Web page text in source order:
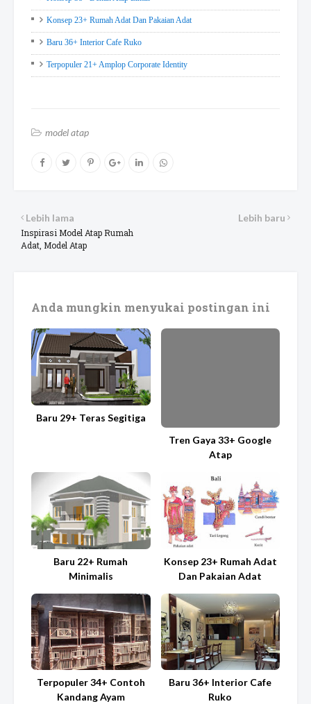
Konsep 23+ Rumah Adat Dan Pakaian Adat
Baru 36+ Interior Cafe Ruko
Terpopuler 21+ Amplop Corporate Identity
model atap
Lebih baru
Lebih lama
Inspirasi Model Atap Rumah
Adat, Model Atap
Anda mungkin menyukai postingan ini
Baru 29+ Teras Segitiga
Tren Gaya 33+ Google
Atap
Baru 22+ Rumah
Minimalis
Konsep 23+ Rumah Adat
Dan Pakaian Adat
Terpopuler 34+ Contoh
Kandang Ayam
Baru 36+ Interior Cafe
Ruko